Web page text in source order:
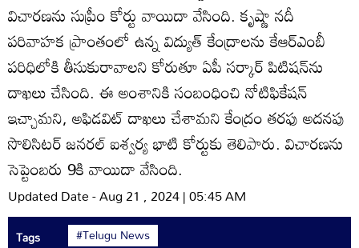
విచారణను సుప్రీం కోర్టు వాయిదా వేసింది. కృష్ణా నదీ
పరివాహక ప్రాంతంలో ఉన్న విద్యుత్‌ కేంద్రాలను కేఆర్‌ఎంబీ
పరిధిలోకి తీసుకురావాలని కోరుతూ ఏపీ సర్కార్‌ పిటిషన్‌ను
దాఖలు చేసింది. ఈ అంశానికి సంబంధించి నోటిఫికేషన్‌
ఇచ్చామని, అఫిడవిట్‌ దాఖలు చేశామని కేంద్రం తరఫు అదనపు
సొలిసిటర్‌ జనరల్‌ ఐశ్వర్య భాటి కోర్టుకు తెలిపారు. విచారణను
సెప్టెంబరు 9కి వాయిదా వేసింది.
Updated Date - Aug 21 , 2024 | 05:45 AM
Tags #Telugu News